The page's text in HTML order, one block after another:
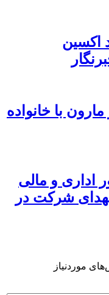
اکسین
با خانواده
اداری و مالی
شرکت در
موردنیاز